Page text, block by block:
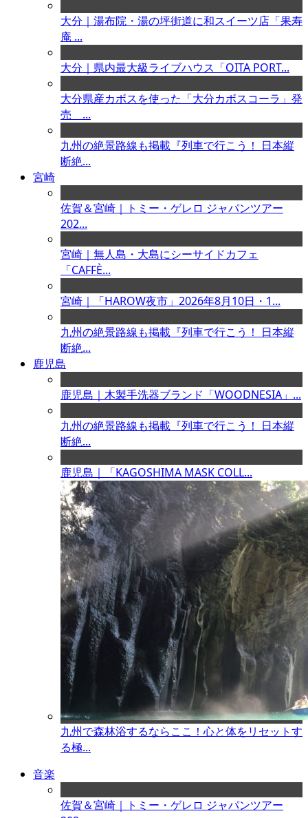
大分｜湯布院・湯の坪街道に和スイーツ店「果寿
庵 ...
大分｜県内最大級ライブハウス「OITA PORT...
大分県産カボスを使った「大分カボスコーラ」発
売 ...
九州の絶景路線も掲載『列車で行こう！ 日本縦
断絶...
宮崎
佐賀＆宮崎｜トミー・ゲレロ ジャパンツアー
202...
宮崎｜無人島・大島にシーサイドカフェ
「CAFFÈ...
宮崎｜「HAROW夜市」2026年8月10日・1...
九州の絶景路線も掲載『列車で行こう！ 日本縦
断絶...
鹿児島
鹿児島｜木製手洗器ブランド「WOODNESIA」...
九州の絶景路線も掲載『列車で行こう！ 日本縦
断絶...
鹿児島｜「KAGOSHIMA MASK COLL...
九州で森林浴するならここ！心と体をリセットす
る極...
音楽
佐賀＆宮崎｜トミー・ゲレロ ジャパンツアー